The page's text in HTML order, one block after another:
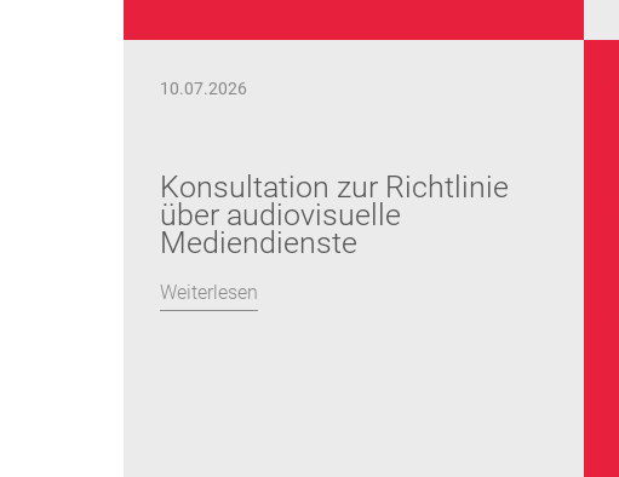
10.07.2026
Konsultation zur Richtlinie
über audiovisuelle
Mediendienste
Weiterlesen